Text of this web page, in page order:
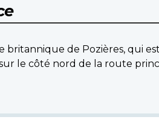
britannique de Pozières, qui
le côté nord de la route